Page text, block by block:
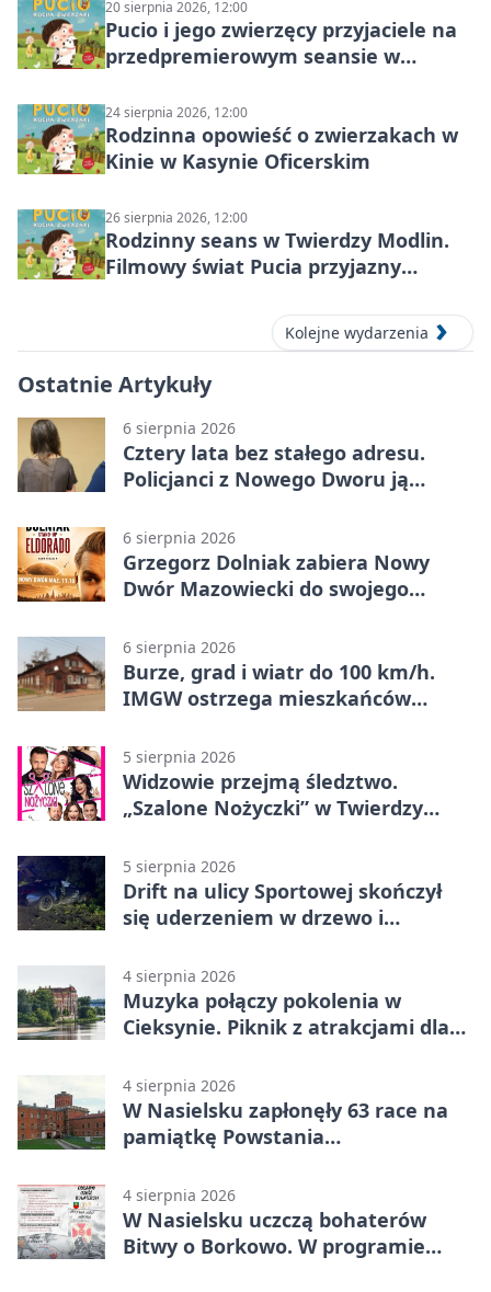
20 sierpnia 2026, 12:00
Pucio i jego zwierzęcy przyjaciele na
przedpremierowym seansie w
24 sierpnia 2026, 12:00
Rodzinna opowieść o zwierzakach w
Kinie w Kasynie Oficerskim
26 sierpnia 2026, 12:00
Rodzinny seans w Twierdzy Modlin.
Filmowy świat Pucia przyjazny
Kolejne wydarzenia
Ostatnie Artykuły
6 sierpnia 2026
Cztery lata bez stałego adresu.
Policjanci z Nowego Dworu ją
6 sierpnia 2026
Grzegorz Dolniak zabiera Nowy
Dwór Mazowiecki do swojego
6 sierpnia 2026
Burze, grad i wiatr do 100 km/h.
IMGW ostrzega mieszkańców
5 sierpnia 2026
Widzowie przejmą śledztwo.
„Szalone Nożyczki” w Twierdzy
5 sierpnia 2026
Drift na ulicy Sportowej skończył
się uderzeniem w drzewo i
4 sierpnia 2026
Muzyka połączy pokolenia w
Cieksynie. Piknik z atrakcjami dla
4 sierpnia 2026
W Nasielsku zapłonęły 63 race na
pamiątkę Powstania
4 sierpnia 2026
W Nasielsku uczczą bohaterów
Bitwy o Borkowo. W programie